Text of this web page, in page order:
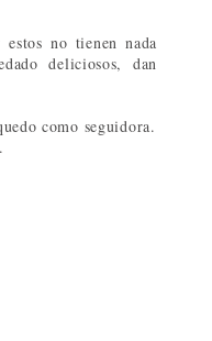
no tienen nada
deliciosos, dan
como seguidora.